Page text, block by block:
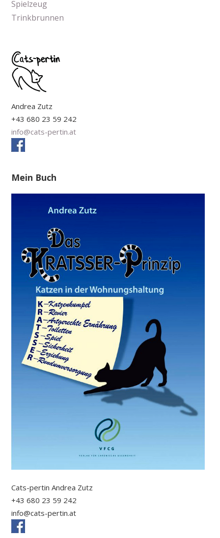
Spielzeug
Trinkbrunnen
Andrea Zutz
+43 680 23 59 242
info@cats-pertin.at
Mein Buch
Cats-pertin Andrea Zutz
+43 680 23 59 242
info@cats-pertin.at